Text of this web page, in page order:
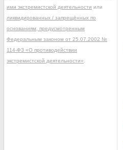
ими экстремистской деятельности или
ликвидированных / запрещённых по
основаниям, предусмотренным
Федеральным законом от 25.07.2002 №
114-ФЗ «О противодействии
экстремистской деятельности»